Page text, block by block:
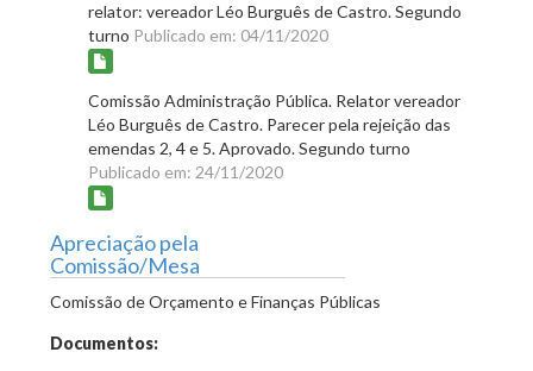
relator: vereador Léo Burguês de Castro. Segundo
turno Publicado em: 04/11/2020
Comissão Administração Pública. Relator vereador
Léo Burguês de Castro. Parecer pela rejeição das
emendas 2, 4 e 5. Aprovado. Segundo turno
Publicado em: 24/11/2020
Apreciação pela
Comissão/Mesa
Comissão de Orçamento e Finanças Públicas
Documentos: